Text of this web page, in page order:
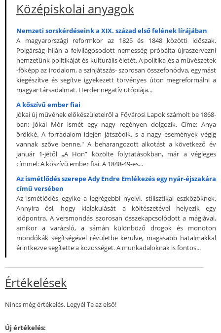
Középiskolai anyagok
Nemzeti sorskérdéseink a XIX. század első felének lírájában
A magyarországi reformkor az 1825 és 1848 közötti időszak.
Polgárság híján a felvilágosodott nemesség próbálta újraszervezni
nemzetünk politikáját és kulturális életét. A politika és a művészetek
-főképp az irodalom, a színjátszás- szorosan összefonódva, egymást
kiegészítve és segítve igyekezett törvényes úton megreformálni a
magyar társadalmat. Herder negatív utópiája...
A kőszívű ember fiai
Jókai új művének előkészületeiről a Fővárosi Lapok számolt be 1868-
ban: Jókai Mór ismét egy nagy regényen dolgozik. Címe: Anya
örökké. A forradalom idején játszódik, s a nagy események végig
vannak szőve benne." A beharangozott alkotást a következő év
január 1-jétől „A Hon” közölte folytatásokban, már a végleges
címmel: A kőszívű ember fiai. A 1848-49-es...
Az ismétlődés szerepe Ady Endre Emlékezés egy nyár-éjszakára
című versében
Az ismétlődés egyike a legrégebbi nyelvi, stilisztikai eszközöknek.
Annyira ősi, hogy kialakulását a költészetével helyezik egy
időpontra. A versmondás szorosan összekapcsolódott a mágiával,
amikor a varázsló, a sámán különböző drogok és monoton
mondókák segítségével révületbe kerülve, magasabb hatalmakkal
érintkezve segítette a közösséget. A munkadaloknak is fontos...
Értékelések
Nincs még értékelés. Legyél Te az első!
Új értékelés: